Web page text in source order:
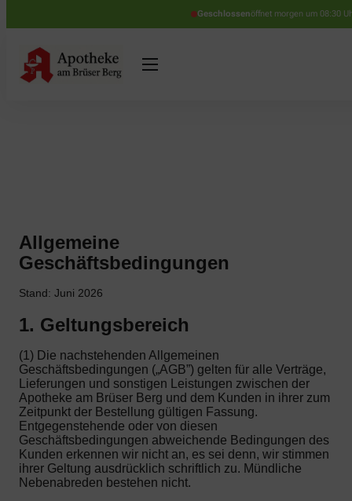
Geschlossenöffnet morgen um 08:30
Allgemeine
Geschäftsbedingungen
Stand: Juni 2026
1. Geltungsbereich
(1) Die nachstehenden Allgemeinen
Geschäftsbedingungen („AGB”) gelten für alle Verträge,
Lieferungen und sonstigen Leistungen zwischen der
Apotheke am Brüser Berg und dem Kunden in ihrer zum
Zeitpunkt der Bestellung gültigen Fassung.
Entgegenstehende oder von diesen
Geschäftsbedingungen abweichende Bedingungen des
Kunden erkennen wir nicht an, es sei denn, wir stimmen
ihrer Geltung ausdrücklich schriftlich zu. Mündliche
Nebenabreden bestehen nicht.